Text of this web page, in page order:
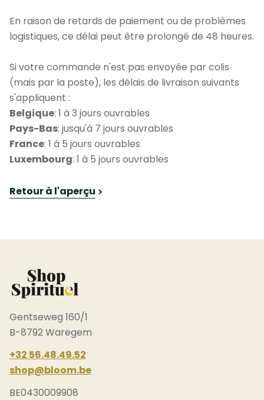
En raison de retards de paiement ou de problèmes
logistiques, ce délai peut être prolongé de 48 heures.
Si votre commande n'est pas envoyée par colis
(mais par la poste), les délais de livraison suivants
s'appliquent :
Belgique: 1 à 3 jours ouvrables
Pays-Bas: jusqu'à 7 jours ouvrables
France: 1 à 5 jours ouvrables
Luxembourg: 1 à 5 jours ouvrables
Retour à l'aperçu
Gentseweg 160/1
B-8792 Waregem
+32 56.48.49.52
shop@bloom.be
BE0430009908